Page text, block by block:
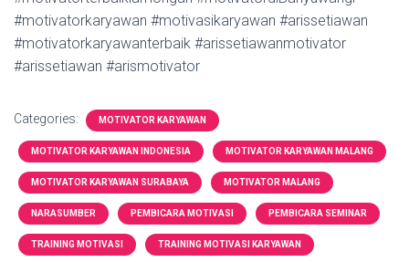
#motivatorkaryawan #motivasikaryawan #arissetiawan
#motivatorkaryawanterbaik #arissetiawanmotivator
#arissetiawan #arismotivator
Categories: MOTIVATOR KARYAWAN
MOTIVATOR KARYAWAN INDONESIA MOTIVATOR KARYAWAN MALANG
MOTIVATOR KARYAWAN SURABAYA MOTIVATOR MALANG
NARASUMBER PEMBICARA MOTIVASI PEMBICARA SEMINAR
TRAINING MOTIVASI TRAINING MOTIVASI KARYAWAN